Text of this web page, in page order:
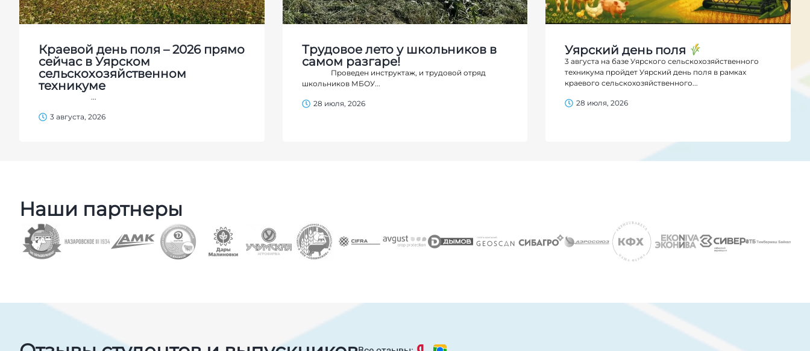
Краевой день поля – 2026 прямо
сейчас в Уярском
сельскохозяйственном
техникуме
...
3 августа, 2026
Трудовое лето у школьников в
самом разгаре!
Проведен инструктаж, и трудовой отряд
школьников МБОУ...
28 июля, 2026
Уярский день поля
3 августа на базе Уярского сельскохозяйственного
техникума пройдет Уярский день поля в рамках
краевого сельскохозяйственного...
28 июля, 2026
Наши партнеры